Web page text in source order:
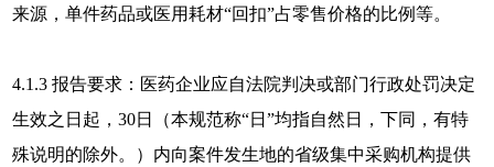
来源，单件药品或医用耗材“回扣”占零售价格的比例等。
4.1.3 报告要求：医药企业应自法院判决或部门行政处罚决定
生效之日起，30日（本规范称“日”均指自然日，下同，有特
殊说明的除外。）内向案件发生地的省级集中采购机构提供